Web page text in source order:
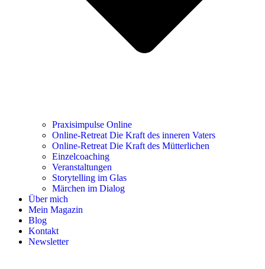
Praxisimpulse Online
Online-Retreat Die Kraft des inneren Vaters
Online-Retreat Die Kraft des Mütterlichen
Einzelcoaching
Veranstaltungen
Storytelling im Glas
Märchen im Dialog
Über mich
Mein Magazin
Blog
Kontakt
Newsletter